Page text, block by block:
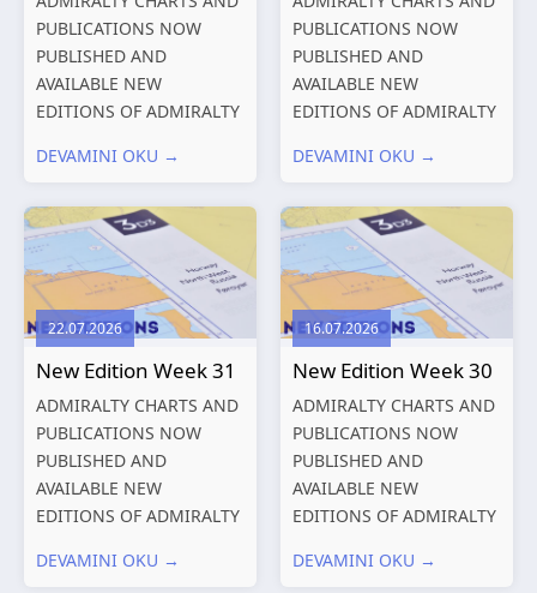
PUBLICATIONS NOW
PUBLISHED AND
AVAILABLE NEW
EDITIONS OF ADMIRALTY
PUBLICATIONS New
Charts published 13
August 2026 Chart
Title, limits
and other remarks
319
International chart
DEVAMINI OKU →
PUBLICATIONS NOW
PUBLISHED AND
AVAILABLE NEW
EDITIONS OF ADMIRALTY
PUBLICATIONS New
Charts published 06
August 2026 Chart Title,
limits and other remarks
1602 China – Chang...
DEVAMINI OKU →
22.07.2026
New Edition Week 31
ADMIRALTY CHARTS AND
PUBLICATIONS NOW
PUBLISHED AND
AVAILABLE NEW
EDITIONS OF ADMIRALTY
PUBLICATIONS New
DEVAMINI OKU →
16.07.2026
New Edition Week 30
ADMIRALTY CHARTS AND
PUBLICATIONS NOW
PUBLISHED AND
AVAILABLE NEW
EDITIONS OF ADMIRALTY
PUBLICATIONS New
DEVAMINI OKU →